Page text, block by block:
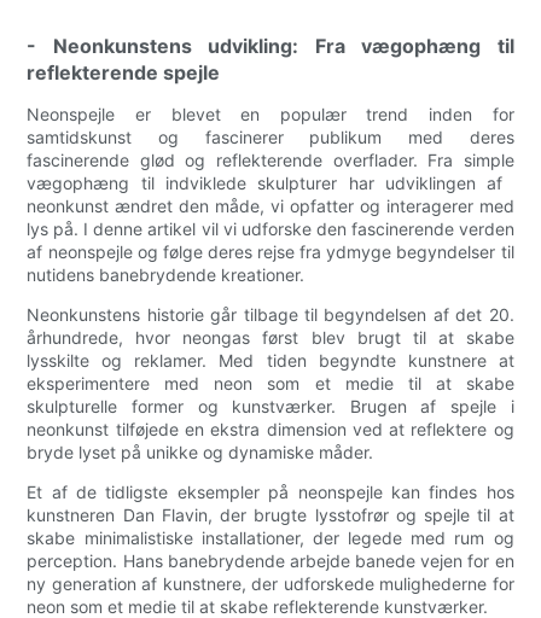
- Neonkunstens udvikling: Fra vægophæng til
reflekterende spejle
Neonspejle er blevet en populær trend inden for
samtidskunst og fascinerer publikum med deres
fascinerende glød og reflekterende overflader. Fra simple
vægophæng til indviklede skulpturer har udviklingen af ​​
neonkunst ændret den måde, vi opfatter og interagerer med
lys på. I denne artikel vil vi udforske den fascinerende verden
af ​​neonspejle og følge deres rejse fra ydmyge begyndelser til
nutidens banebrydende kreationer.
Neonkunstens historie går tilbage til begyndelsen af ​​det 20.
århundrede, hvor neongas først blev brugt til at skabe
lysskilte og reklamer. Med tiden begyndte kunstnere at
eksperimentere med neon som et medie til at skabe
skulpturelle former og kunstværker. Brugen af ​​spejle i
neonkunst tilføjede en ekstra dimension ved at reflektere og
bryde lyset på unikke og dynamiske måder.
Et af de tidligste eksempler på neonspejle kan findes hos
kunstneren Dan Flavin, der brugte lysstofrør og spejle til at
skabe minimalistiske installationer, der legede med rum og
perception. Hans banebrydende arbejde banede vejen for en
ny generation af kunstnere, der udforskede mulighederne for
neon som et medie til at skabe reflekterende kunstværker.